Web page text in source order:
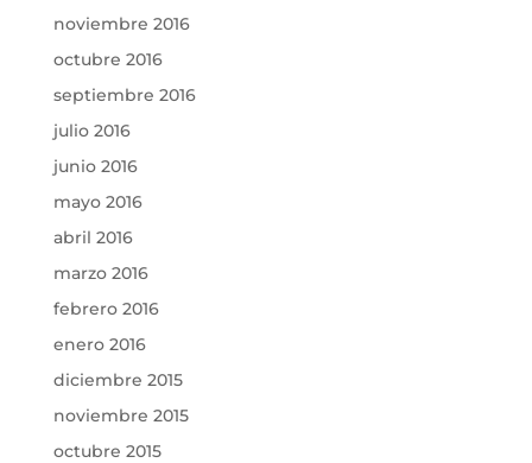
noviembre 2016
octubre 2016
septiembre 2016
julio 2016
junio 2016
mayo 2016
abril 2016
marzo 2016
febrero 2016
enero 2016
diciembre 2015
noviembre 2015
octubre 2015